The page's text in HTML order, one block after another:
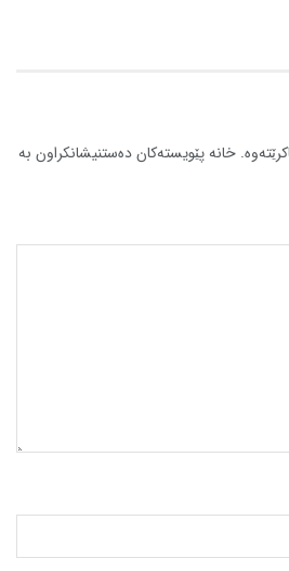
خانە پێویستەکان دەستنیشانکراون بە